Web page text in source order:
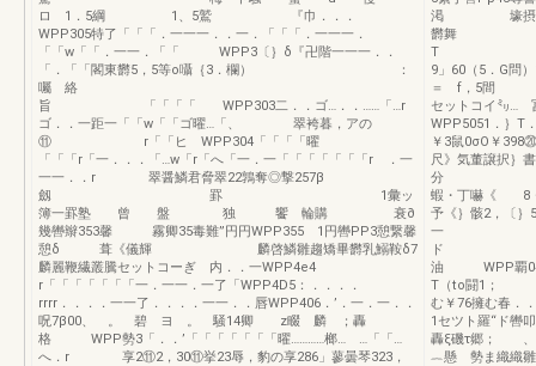
ロ 1．5綱 1、5鷲 『巾．．．
WPP305特了「「「．一一一．．一．「「「．一一一．
「「w「「．一一．「「 WPP3〔｝δ『卍階一一一．．
「．「「閣東欝5，5等o囁｛3．欄） ：
囑 絡
旨 「「「「 WPP303二．．ゴ…．．……「…r
ゴ．．一距一「「w「「ゴ曜…「、 翠袴暮，アの
⑪ r「「ヒ WPP304「「「「曜
「「「r「一．．．「…w「r「へ「一．一「「「「「「「r ．一
一一．．r 翠醤鱗君脅翠22鶉奪◎撃257β
劔 罫 1彙ッ
簿一罫塾 曾 盤 独 饗 輪購 衰∂
幾轡辮353馨 霧卿35毒難”円円WPP355 1円轡PP3憩繋馨
憩δ 葺《儀輝 麟啓鱗雛趨矯畢欝乳鰯鞍δ7
麟麗鞭繊叢騰セットコーぎ 内．．一WPP4e4
r「「「「「「「一．一一．一了「WPP4D5：．．．．
rrrr．．．．一一了．．．．一一．．唇WPP406．’．一．一．．
呪7β00、 。 碧 ヨ 。 騒14卿 z畷 麟 ；轟
格 WPP勢3「．．’「「「「「「「曜…………榔… …「「…
へ．r 享2⑪2，30⑪挙23辱，豹の享286」蓼曇琴323，
渇 壕摂舞マ
欝舞 ；
T 「 ρ内
9」60（5．G
＝ f，5
セットコイ㍉
WPP5051．｝
￥3鼠0σO
尺》気董譲択｝
分 F 岳
蝦・丁嚇《 8
予《｝
一
ド 一一
油 WPP覇04
T（to闘1；
む￥76擁む春
1セツト羅“ド轡
轟ξ磯τ郷
︷懸 勢ま